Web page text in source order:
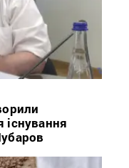
існування